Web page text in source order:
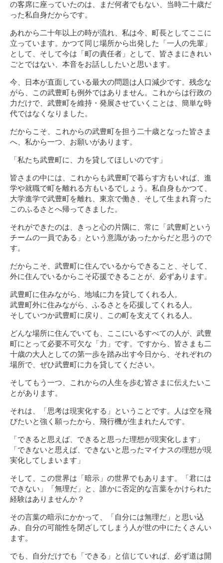
の客席に座っていたのは、まだ何者でもない、当時二十歳だ
った私自身だからです。
あれから二十年以上の時が流れ、私は今、町長としてここに
立っています。かつて同じ場所から出発した「一人の先輩」
として、そして今は「町の責任者」として、皆さまにきれい
ごとではない、本音をお話ししたいと思います。
今、日本が直面している最大の問題は人口減少です。残念な
がら、この武豊町も例外ではありません。これからは行政の
力だけで、武豊町を維持・発展させていくことは、簡単な時
代ではなくなりました。
だからこそ、これからの武豊町を担う二十歳となった皆さま
へ、私から一つ、お願いがあります。
「私たち武豊町に、力を貸してほしいのです」
皆さまの中には、これからも武豊町で暮らす方もいれば、進
学や就職で町を離れる方もいるでしょう。私自身もかつて、
大学進学で武豊町を離れ、東京で働き、そして生まれ育った
このふるさとへ帰ってきました。
それができたのは、きっと心の片隅に、常に「武豊町という
チームの一員である」という意識があったからだと思うので
す。
だからこそ、武豊町に住んでいるからできること、そして、
外に住んでいるからこそ応援できることが、必ずあります。
武豊町に住みながら、地域に力を貸してくれる人。
武豊町外に住みながら、ふるさとを応援してくれる人。
そしていつか武豊町に戻り、この町を支えてくれる人。
どんな場所に住んでいても、ここにいるすべての人が、武豊
町にとって必要不可欠な「力」です。ですから、皆さまも二
十歳の大人としての第一歩を踏み出す今日から、それぞれの
場所で、ぜひ武豊町に力を貸してください。
そしてもう一つ、これからの人生を歩む皆さまに伝えたいこ
とがあります。
それは、「思考は現実化する」ということです。人は空を飛
びたいと強く願ったから、飛行機が生まれたんです。
「できると思えば、できると思った理想が現実化します」
「できないと思えば、できないと思ったマイナスの理想が現
実化してしまいます」
そして、この世界は「暗示」の世界でもあります。「君には
できない」「無理だ」と、誰かに否定的な言葉をかけられた
経験はありませんか？
その言葉の暗示にかかって、「自分には無理だ」と思い込
み、自分の可能性を閉ざしてしまう人が世の中にたくさんい
ます。
でも、自分だけでも「できる」と信じていれば、必ず道は開